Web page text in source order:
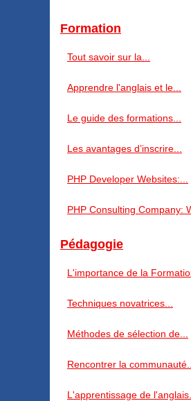
Formation
Tout savoir sur la...
Apprendre l'anglais et le...
Le guide des formations...
Les avantages d’inscrire...
PHP Developer Websites:...
PHP Consulting Company:
Pédagogie
L'importance de la
Techniques novatrices...
Méthodes de sélection de...
Rencontrer la communauté...
L'apprentissage de l'anglais...